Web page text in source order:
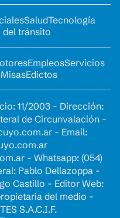
SaludTecnología
del tránsito
EmpleosServicios
Edictos
11/2003 - Dirección:
de Circunvalación -
- Email:
- Whatsapp: (054)
Pablo Dellazoppa -
Castillo - Editor Web:
del medio -
S.A.C.I.F.